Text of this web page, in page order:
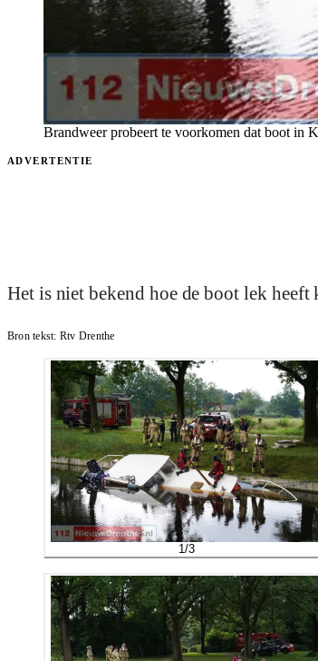
Brandweer probeert te voorkomen dat boot in
ADVERTENTIE
Het is niet bekend hoe de boot lek
Bron tekst: Rtv Drenthe
1/3